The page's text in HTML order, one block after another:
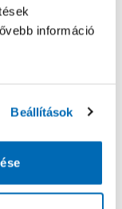
információ
Beállítások